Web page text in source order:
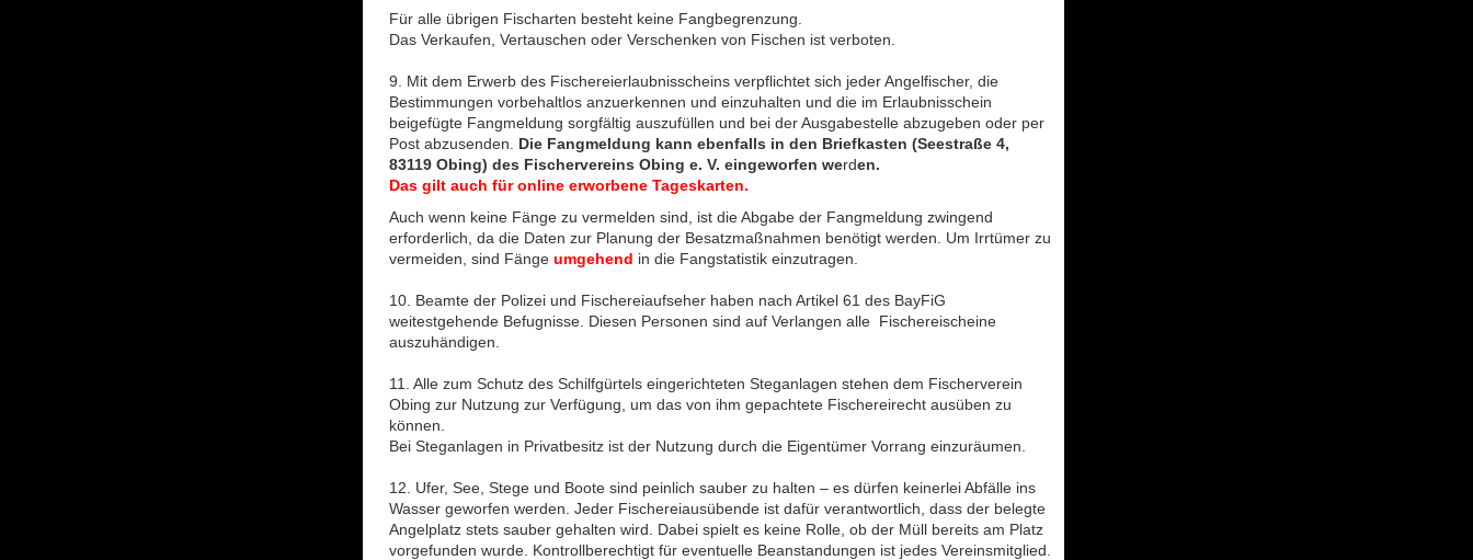
Für alle übrigen Fischarten besteht keine Fangbegrenzung.
Das Verkaufen, Vertauschen oder Verschenken von Fischen ist verboten.
9. Mit dem Erwerb des Fischereierlaubnisscheins verpflichtet sich jeder Angelfischer, die
Bestimmungen vorbehaltlos anzuerkennen und einzuhalten und die im Erlaubnisschein
beigefügte Fangmeldung sorgfältig auszufüllen und bei der Ausgabestelle abzugeben oder per
Post abzusenden. Die Fangmeldung kann ebenfalls in den Briefkasten (Seestraße 4,
83119 Obing) des Fischervereins Obing e. V. eingeworfen werden.
Das gilt auch für online erworbene Tageskarten.
Auch wenn keine Fänge zu vermelden sind, ist die Abgabe der Fangmeldung zwingend
erforderlich, da die Daten zur Planung der Besatzmaßnahmen benötigt werden. Um Irrtümer zu
vermeiden, sind Fänge umgehend in die Fangstatistik einzutragen.
10. Beamte der Polizei und Fischereiaufseher haben nach Artikel 61 des BayFiG
weitestgehende Befugnisse. Diesen Personen sind auf Verlangen alle Fischereischeine
auszuhändigen.
11. Alle zum Schutz des Schilfgürtels eingerichteten Steganlagen stehen dem Fischerverein
Obing zur Nutzung zur Verfügung, um das von ihm gepachtete Fischereirecht ausüben zu
können.
Bei Steganlagen in Privatbesitz ist der Nutzung durch die Eigentümer Vorrang einzuräumen.
12. Ufer, See, Stege und Boote sind peinlich sauber zu halten – es dürfen keinerlei Abfälle ins
Wasser geworfen werden. Jeder Fischereiausübende ist dafür verantwortlich, dass der belegte
Angelplatz stets sauber gehalten wird. Dabei spielt es keine Rolle, ob der Müll bereits am Platz
vorgefunden wurde. Kontrollberechtigt für eventuelle Beanstandungen ist jedes Vereinsmitglied.